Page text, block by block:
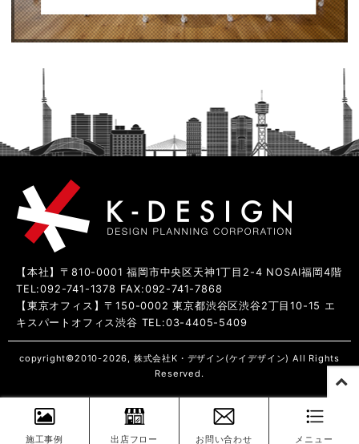
【本社】〒810-0001 福岡市中央区天神1丁目2-4 NOSAI福岡4階
TEL:092-741-1378 FAX:092-741-7868
【東京オフィス】〒150-0002 東京都渋谷区渋谷2丁目10-15 エ
キスパートオフィス渋谷 TEL:03-4405-5409
copyright©2010-2026, 株式会社K・デザイン(ケイデザイン) All Rights
Reserved.
施工事例 出店フロー お問い合わせ メニュー